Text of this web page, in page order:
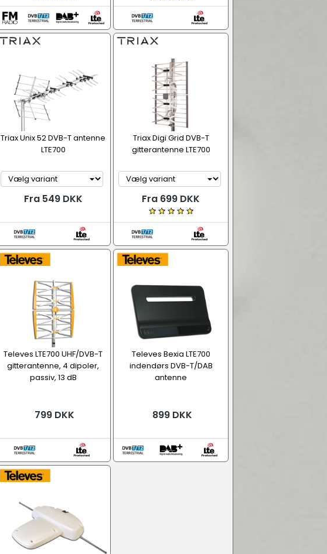
Triax Unix 52 DVB-T antenne
LTE700
Fra 549 DKK
Triax Digi Grid DVB-T
gitterantenne LTE700
Fra 699 DKK
Televes LTE700 UHF/DVB-T
gitterantenne, 4 dipoler,
passiv, 13 dB
799 DKK
Televes Bexia LTE700
indendørs DVB-T/DAB
antenne
899 DKK